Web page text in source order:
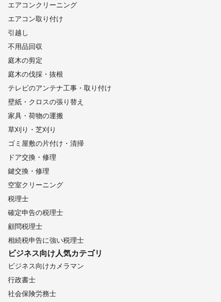
エアコンクリーニング
エアコン取り付け
引越し
不用品回収
庭木の剪定
庭木の伐採・抜根
テレビのアンテナ工事・取り付け
壁紙・クロスの張り替え
家具・荷物の運搬
草刈り・芝刈り
ゴミ屋敷の片付け・清掃
ドア交換・修理
鍵交換・修理
空室クリーニング
税理士
確定申告の税理士
顧問税理士
相続税申告に強い税理士
ビジネス向け人気カテゴリ
ビジネス向けカメラマン
行政書士
社会保険労務士